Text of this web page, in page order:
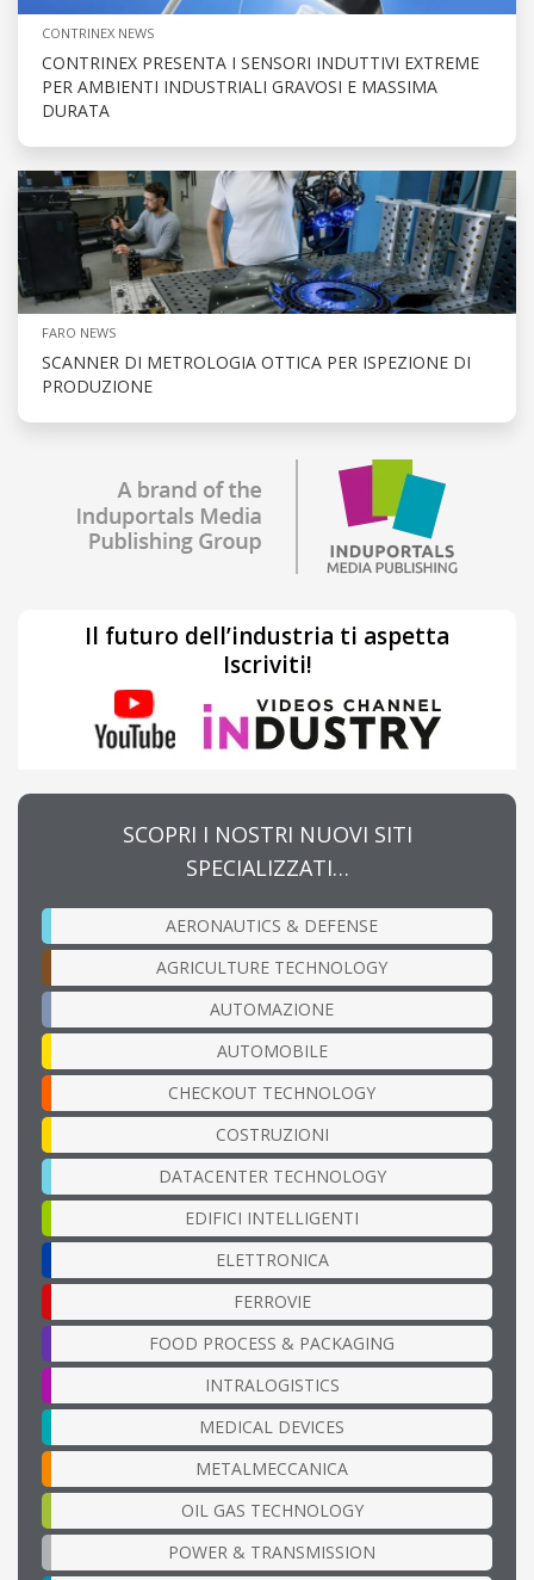
CONTRINEX NEWS
CONTRINEX PRESENTA I SENSORI INDUTTIVI EXTREME
PER AMBIENTI INDUSTRIALI GRAVOSI E MASSIMA
DURATA
FARO NEWS
SCANNER DI METROLOGIA OTTICA PER ISPEZIONE DI
PRODUZIONE
Il futuro dell’industria ti aspetta
Iscriviti!
SCOPRI I NOSTRI NUOVI SITI
SPECIALIZZATI…
AERONAUTICS & DEFENSE
AGRICULTURE TECHNOLOGY
AUTOMAZIONE
AUTOMOBILE
CHECKOUT TECHNOLOGY
COSTRUZIONI
DATACENTER TECHNOLOGY
EDIFICI INTELLIGENTI
ELETTRONICA
FERROVIE
FOOD PROCESS & PACKAGING
INTRALOGISTICS
MEDICAL DEVICES
METALMECCANICA
OIL GAS TECHNOLOGY
POWER & TRANSMISSION